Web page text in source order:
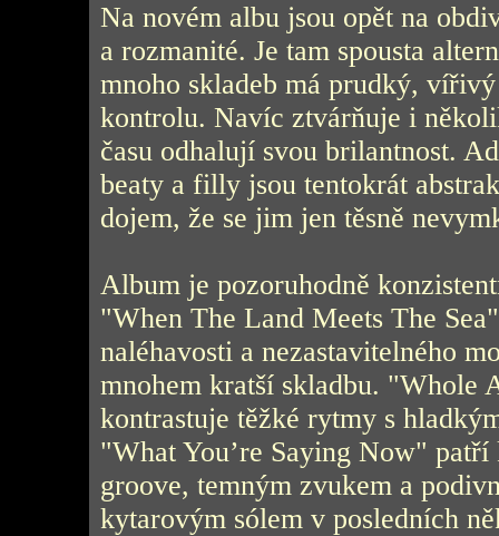
Na novém albu jsou opět na
a rozmanité. Je tam spousta
mnoho skladeb má prudký,
kontrolu. Navíc ztvárňuje i
času odhalují svou brilantnost.
beaty a filly jsou tentokrát
dojem, že se jim jen těsně
Album je pozoruhodně
"When The Land Meets The
naléhavosti a nezastavitelného
mnohem kratší skladbu. "Whole
kontrastuje těžké rytmy s
"What You’re Saying Now"
groove, temným zvukem a
kytarovým sólem v posledních